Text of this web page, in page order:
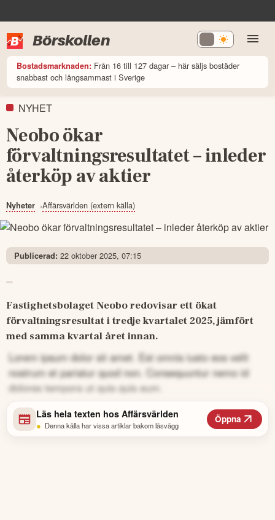
Börskollen
Bostadsmarknaden: Från 16 till 127 dagar – här säljs bostäder
snabbast och långsammast i Sverige
NYHET
Neobo ökar
förvaltningsresultatet – inleder
återköp av aktier
Nyheter Affärsvärlden (extern källa)
Publicerad: 22 oktober 2025, 07:15
Fastighetsbolaget Neobo redovisar ett ökat
förvaltningsresultat i tredje kvartalet 2025, jämfört
med samma kvartal året innan.
Lorem ipsum dolor sit amet. Est omnis iusto eos velit
nostrum et pariatur quod non. Consequuntur nemo id
dolores tempora ut quis quis eum.
Läs hela texten hos Affärsvärlden
• Denna källa har vissa artiklar bakom läsvägg
Öppna